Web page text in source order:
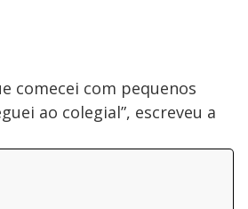
comecei com pequenos
ao colegial”, escreveu a